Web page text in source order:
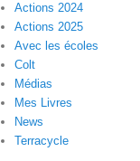
Actions 2024
Actions 2025
Avec les écoles
Colt
Médias
Mes Livres
News
Terracycle